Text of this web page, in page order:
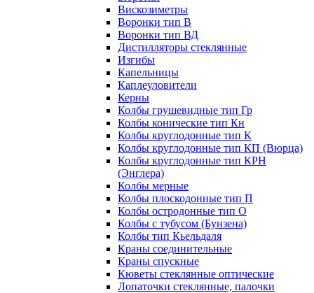
Вискозиметры
Воронки тип В
Воронки тип ВД
Дистилляторы стеклянные
Изгибы
Капельницы
Каплеуловители
Керны
Колбы грушевидные тип Гр
Колбы конические тип Кн
Колбы круглодонные тип К
Колбы круглодонные тип КП (Вюрца)
Колбы круглодонные тип КРН
(Энглера)
Колбы мерные
Колбы плоскодонные тип П
Колбы остродонные тип О
Колбы с тубусом (Бунзена)
Колбы тип Кьельдаля
Краны соединительные
Краны спускные
Кюветы стеклянные оптические
Лопаточки стеклянные, палочки